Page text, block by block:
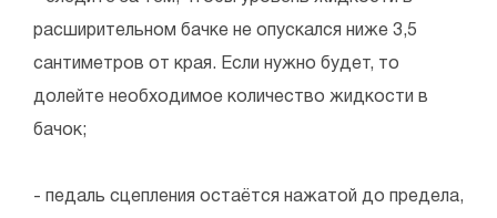
расширительном бачке не опускался ниже 3,5
сантиметров от края. Если нужно будет, то
долейте необходимое количество жидкости в
бачок;
- педаль сцепления остаётся нажатой до предела,